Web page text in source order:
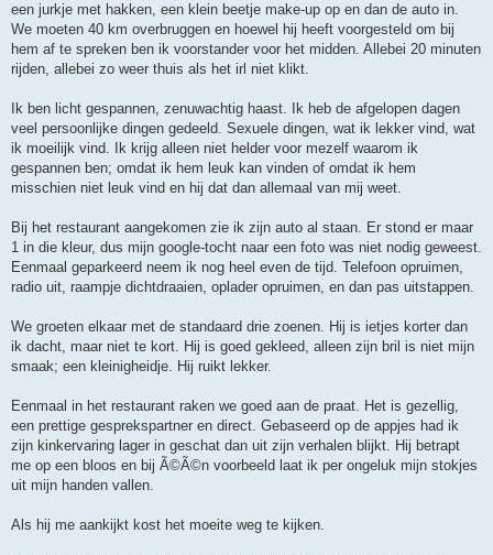
een jurkje met hakken, een klein beetje make-up op en dan de auto in.
We moeten 40 km overbruggen en hoewel hij heeft voorgesteld om bij
hem af te spreken ben ik voorstander voor het midden. Allebei 20 minuten
rijden, allebei zo weer thuis als het irl niet klikt.
Ik ben licht gespannen, zenuwachtig haast. Ik heb de afgelopen dagen
veel persoonlijke dingen gedeeld. Sexuele dingen, wat ik lekker vind, wat
ik moeilijk vind. Ik krijg alleen niet helder voor mezelf waarom ik
gespannen ben; omdat ik hem leuk kan vinden of omdat ik hem
misschien niet leuk vind en hij dat dan allemaal van mij weet.
Bij het restaurant aangekomen zie ik zijn auto al staan. Er stond er maar
1 in die kleur, dus mijn google-tocht naar een foto was niet nodig geweest.
Eenmaal geparkeerd neem ik nog heel even de tijd. Telefoon opruimen,
radio uit, raampje dichtdraaien, oplader opruimen, en dan pas uitstappen.
We groeten elkaar met de standaard drie zoenen. Hij is ietjes korter dan
ik dacht, maar niet te kort. Hij is goed gekleed, alleen zijn bril is niet mijn
smaak; een kleinigheidje. Hij ruikt lekker.
Eenmaal in het restaurant raken we goed aan de praat. Het is gezellig,
een prettige gesprekspartner en direct. Gebaseerd op de appjes had ik
zijn kinkervaring lager in geschat dan uit zijn verhalen blijkt. Hij betrapt
me op een bloos en bij Ã©Ã©n voorbeeld laat ik per ongeluk mijn stokjes
uit mijn handen vallen.
Als hij me aankijkt kost het moeite weg te kijken.